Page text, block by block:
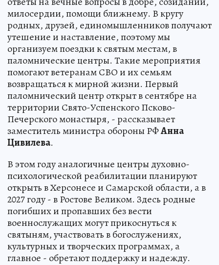
милосердии, помощи ближнему. В кругу
родных, друзей, единомышленников получают
утешение и наставление, поэтому мы
организуем поездки к святым местам, в
паломнические центры. Такие мероприятия
помогают ветеранам СВО и их семьям
возвращаться к мирной жизни. Первый
паломнический центр открыт в сентябре на
территории Свято-Успенского Псково-
Печерского монастыря, - рассказывает
заместитель министра обороны РФАнна
Цивилева.
В этом году аналогичные центры духовно-
психологической реабилитации планируют
открыть в Херсонесе и Самарской области, а в
2027 году - в Ростове Великом. Здесь родные
погибших и пропавших без вести
военнослужащих могут прикоснуться к
святыням, участвовать в богослужениях,
культурных и творческих программах, а
главное - обретают поддержку и надежду.